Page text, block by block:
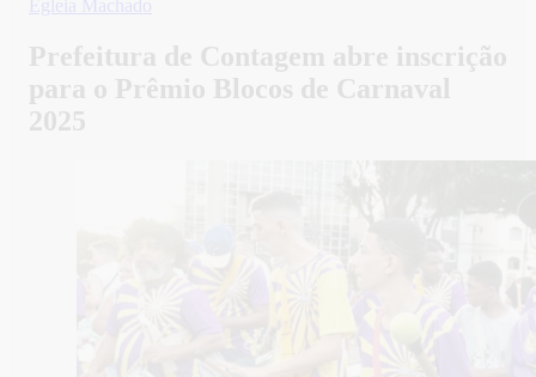
Egleia Machado
Prefeitura de Contagem abre inscrição
para o Prêmio Blocos de Carnaval
2025